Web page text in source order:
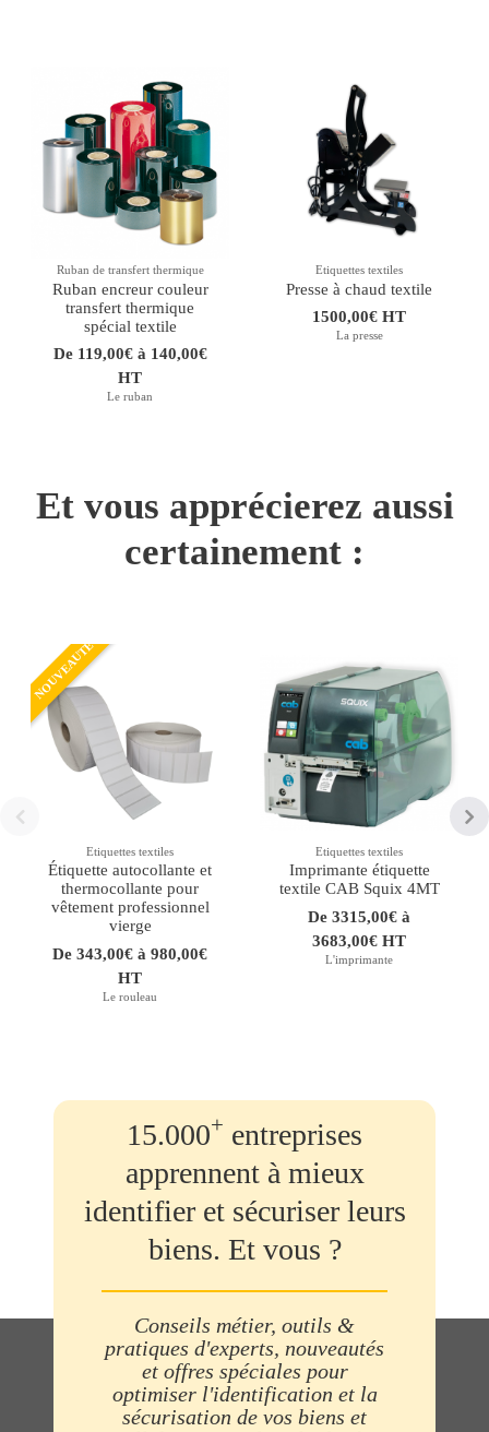
Ruban de transfert thermique
Ruban encreur couleur
transfert thermique
spécial textile
De 119,00€ à 140,00€
HT
Le ruban
Etiquettes textiles
Presse à chaud textile
1500,00€ HT
La presse
Et vous apprécierez aussi
certainement :
NOUVEAUTÉ
Etiquettes textiles
Étiquette autocollante et
thermocollante pour
vêtement professionnel
vierge
De 343,00€ à 980,00€
HT
Le rouleau
Etiquettes textiles
Imprimante étiquette
textile CAB Squix 4MT
De 3315,00€ à
3683,00€ HT
L'imprimante
15.000+ entreprises
apprennent à mieux
identifier et sécuriser leurs
biens. Et vous ?
Conseils métier, outils &
pratiques d'experts, nouveautés
et offres spéciales pour
optimiser l'identification et la
sécurisation de vos biens et